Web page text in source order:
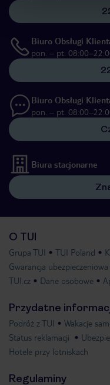
Biuro Obsługi
pon. – pt.
Biuro Obsługi
pon. – pt.
Biura stacjonarne
O TUI
Grupa TUI TUI Poland
Gwarancja ubezpieczeniowa
TUI.cz
Dane osobowe
Przydatne
Podróż z TUI Wakacje
Status reklamacji
Hotele przy lotniskach
Regulaminy